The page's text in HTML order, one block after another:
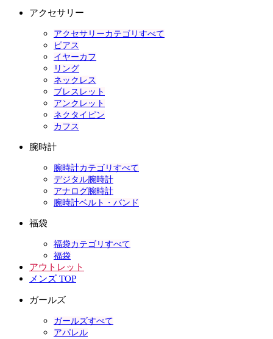
アクセサリー
アクセサリーカテゴリすべて
ピアス
イヤーカフ
リング
ネックレス
ブレスレット
アンクレット
ネクタイピン
カフス
腕時計
腕時計カテゴリすべて
デジタル腕時計
アナログ腕時計
腕時計ベルト・バンド
福袋
福袋カテゴリすべて
福袋
アウトレット
メンズ TOP
ガールズ
ガールズすべて
アパレル